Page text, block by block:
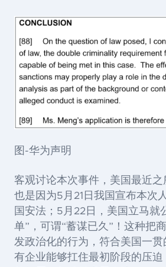
图-华为声明
客观讨论本次事件，美国最近
也是因为5月21日我国宣布本次
国安法；5月22日，美国立马就
单”，可谓“蓄谋已久”！这种把
发政治化的行为，符合美国一贯
有企业能够扛住最初阶段的压